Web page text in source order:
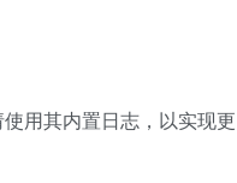
用其内置日志，以实现更